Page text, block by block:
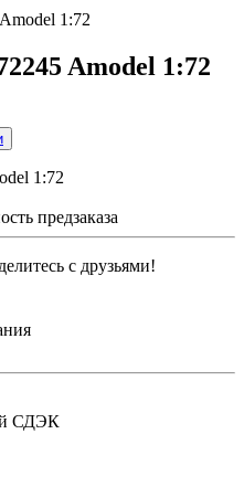
1:72
Amodel 1:72
предзаказа
с друзьями!
СДЭК